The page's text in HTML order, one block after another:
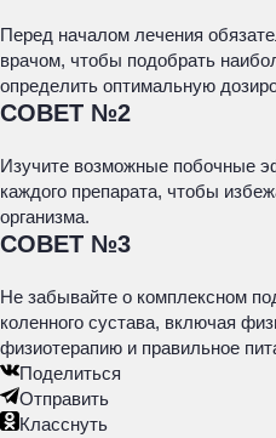
Перед началом лечения
врачом, чтобы подобрать
определить оптимальную
СОВЕТ №2
Изучите возможные побочные
каждого препарата, чтобы
организма.
СОВЕТ №3
Не забывайте о комплексном
коленного сустава, включая
физиотерапию и правильное
Поделиться
Отправить
Класснуть